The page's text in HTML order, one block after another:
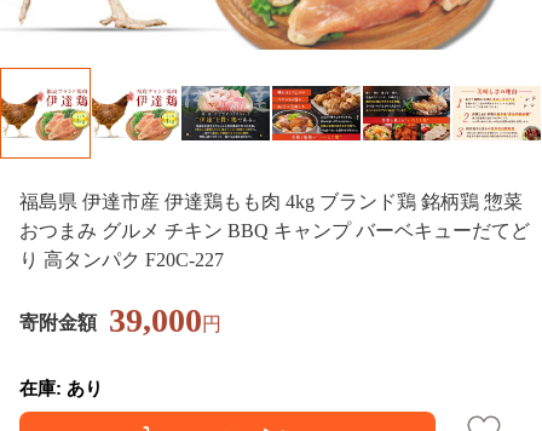
福島県 伊達市産 伊達鶏もも肉 4kg ブランド鶏 銘柄鶏 惣菜
おつまみ グルメ チキン BBQ キャンプ バーベキューだてど
り 高タンパク F20C-227
寄附金額 39,000円
在庫: あり